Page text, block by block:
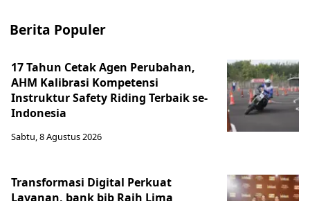
Berita Populer
17 Tahun Cetak Agen Perubahan,
AHM Kalibrasi Kompetensi
Instruktur Safety Riding Terbaik se-
Indonesia
Sabtu, 8 Agustus 2026
Transformasi Digital Perkuat
Layanan, bank bjb Raih Lima